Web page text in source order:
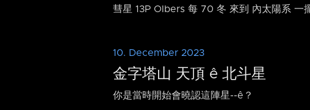
彗星 13P Olbers 每 70 冬 來到 內太陽系
10. December 2023
金字塔山 天頂 ê 北斗星
你是當時開始會曉認這陣星-⁠-ê？